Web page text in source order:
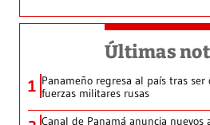
Últimas
1 Panameño regresa al país tras
fuerzas militares rusas
Canal de Panamá anuncia nuevos